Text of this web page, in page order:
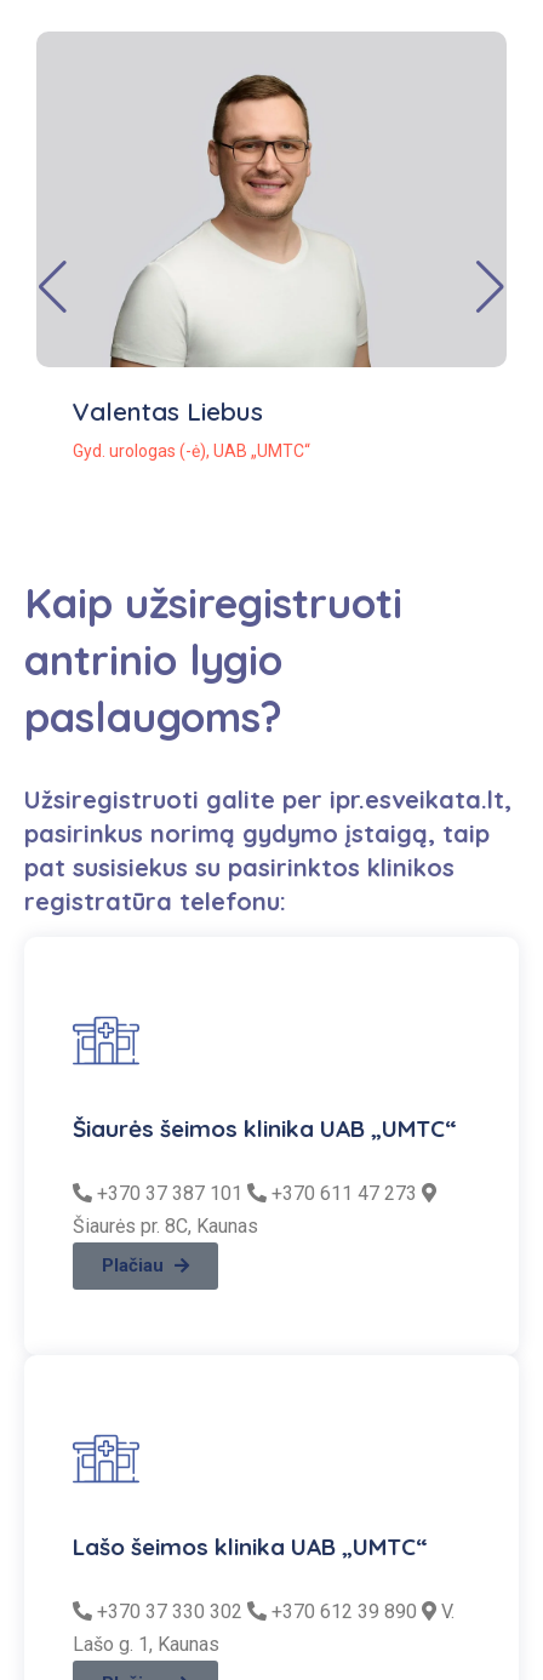
Valentas Liebus
Gyd. urologas (-ė), UAB „UMTC“
Kaip užsiregistruoti
antrinio lygio
paslaugoms?
Užsiregistruoti galite per ipr.esveikata.lt,
pasirinkus norimą gydymo įstaigą, taip
pat susisiekus su pasirinktos klinikos
registratūra telefonu:
Šiaurės šeimos klinika UAB „UMTC“
+370 37 387 101
+370 611 47 273
Šiaurės pr. 8C, Kaunas
Plačiau
Lašo šeimos klinika UAB „UMTC“
+370 37 330 302 +370 612 39 890
V.
Lašo g. 1, Kaunas